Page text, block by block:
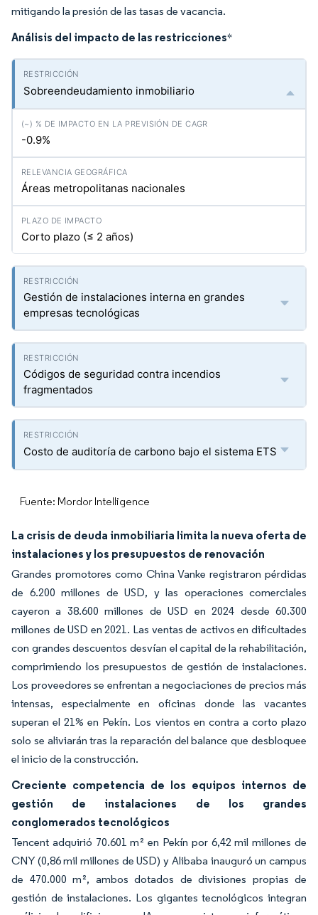
mitigando la presión de las tasas de vacancia.
Análisis del impacto de las restricciones*
Sobreendeudamiento inmobiliario
-0.9%
Áreas metropolitanas nacionales
Corto plazo (≤ 2 años)
Gestión de instalaciones interna en grandes
empresas tecnológicas
Códigos de seguridad contra incendios
fragmentados
Costo de auditoría de carbono bajo el sistema ETS
Fuente: Mordor Intelligence
La crisis de deuda inmobiliaria limita la nueva oferta de
instalaciones y los presupuestos de renovación
Grandes promotores como China Vanke registraron pérdidas
de 6.200 millones de USD, y las operaciones comerciales
cayeron a 38.600 millones de USD en 2024 desde 60.300
millones de USD en 2021. Las ventas de activos en dificultades
con grandes descuentos desvían el capital de la rehabilitación,
comprimiendo los presupuestos de gestión de instalaciones.
Los proveedores se enfrentan a negociaciones de precios más
intensas, especialmente en oficinas donde las vacantes
superan el 21% en Pekín. Los vientos en contra a corto plazo
solo se aliviarán tras la reparación del balance que desbloquee
el inicio de la construcción.
Creciente competencia de los equipos internos de
gestión de instalaciones de los grandes
conglomerados tecnológicos
Tencent adquirió 70.601 m² en Pekín por 6,42 mil millones de
CNY (0,86 mil millones de USD) y Alibaba inauguró un campus
de 470.000 m², ambos dotados de divisiones propias de
gestión de instalaciones. Los gigantes tecnológicos integran